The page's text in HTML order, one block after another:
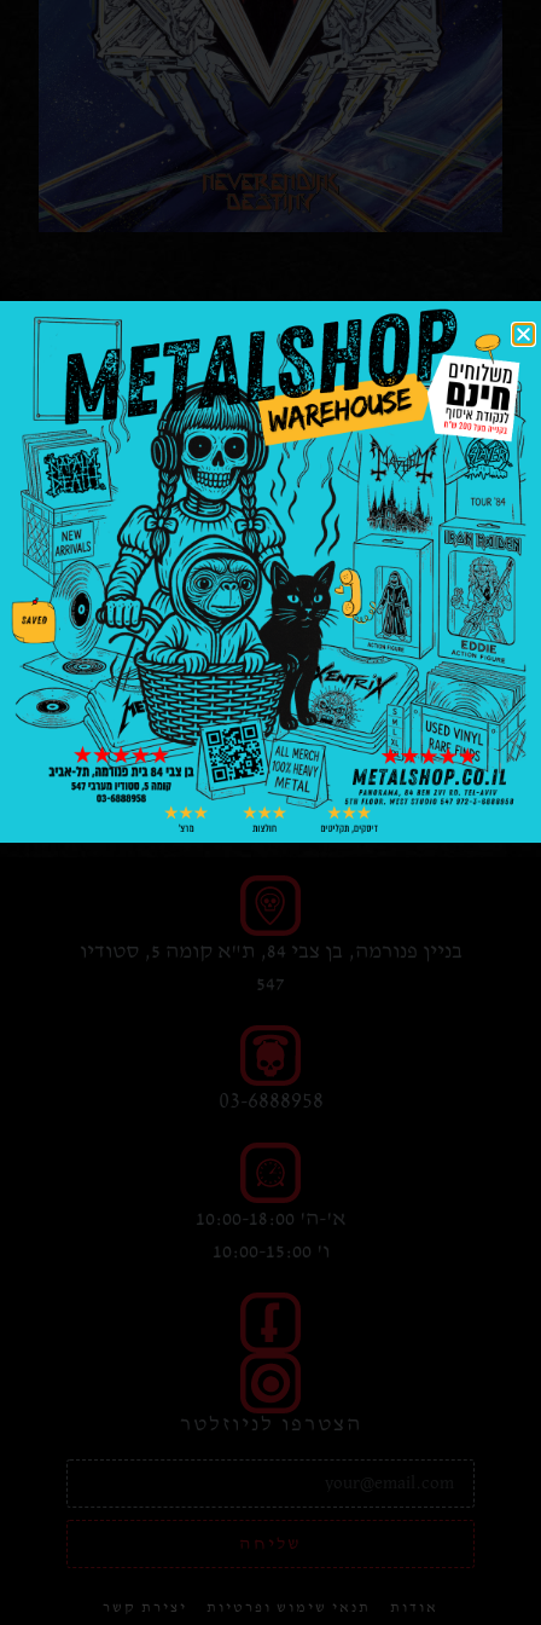
Agressor – Neverending
Destiny
דיסקים
Agressor|death metal thrash
₪69.00
1 במלאי
הוספה לסל
בניין פנורמה, בן צבי 84, ת"א קומה 5, סטודיו
547
03-6888958
א'-ה' 10:00-18:00
ו' 10:00-15:00
הצטרפו לניוזלטר
שליחה
אודות תנאי שימוש ופרטיות יצירת קשר